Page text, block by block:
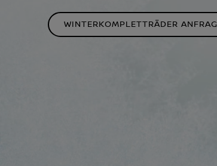
WINTERKOMPLETTRÄDER